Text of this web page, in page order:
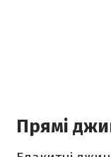
Прямі